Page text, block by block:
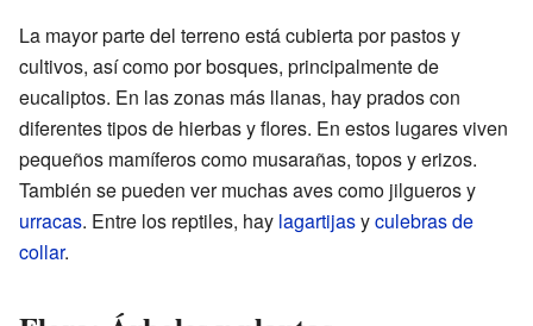
La mayor parte del terreno está cubierta por pastos y
cultivos, así como por bosques, principalmente de
eucaliptos. En las zonas más llanas, hay prados con
diferentes tipos de hierbas y flores. En estos lugares viven
pequeños mamíferos como musarañas, topos y erizos.
También se pueden ver muchas aves como jilgueros y
urracas. Entre los reptiles, hay lagartijasyculebras de
collar.